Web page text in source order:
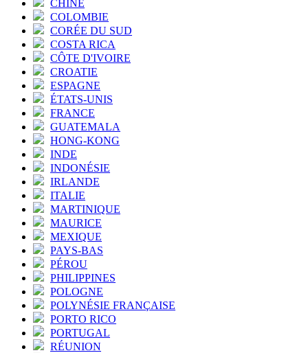
CHINE
COLOMBIE
CORÉE DU SUD
COSTA RICA
CÔTE D'IVOIRE
CROATIE
ESPAGNE
ÉTATS-UNIS
FRANCE
GUATEMALA
HONG-KONG
INDE
INDONÉSIE
IRLANDE
ITALIE
MARTINIQUE
MAURICE
MEXIQUE
PAYS-BAS
PÉROU
PHILIPPINES
POLOGNE
POLYNÉSIE FRANÇAISE
PORTO RICO
PORTUGAL
RÉUNION